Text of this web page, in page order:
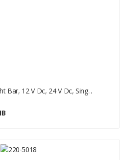
Bar, 12 V Dc, 24 V Dc, Sing...